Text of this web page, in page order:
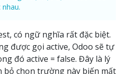
có ngữ nghĩa rất đặc biệt.
được gọi active, Odoo sẽ tự
đó active = false. Đây là lý
bỏ chọn trường này biến mất